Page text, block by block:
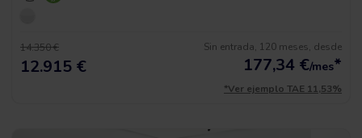
14.350 €
12.915 €
Sin entrada, 120 meses, desde
177,34 €/mes*
*Ver ejemplo TAE 11,53%